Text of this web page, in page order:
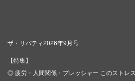
ザ・リバティ2026年9月号
【特集】
◎ 疲労・人間関係・プレッシャー このストレ